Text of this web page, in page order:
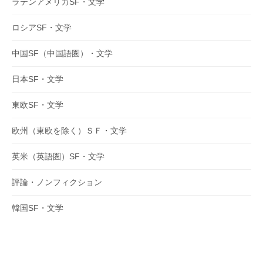
ラテンアメリカSF・文学
ロシアSF・文学
中国SF（中国語圏）・文学
日本SF・文学
東欧SF・文学
欧州（東欧を除く）ＳＦ・文学
英米（英語圏）SF・文学
評論・ノンフィクション
韓国SF・文学